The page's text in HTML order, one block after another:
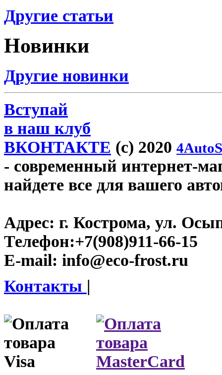
Другие статьи
Новинки
Другие новинки
Вступай
в наш клуб
ВКОНТАКТЕ (c) 2020
- современный интернет-
найдете все для вашего
Адрес: г. Кострома, ул.
Телефон:+7(908)911-66-15
E-mail: info@eco-frost.ru
Контакты |